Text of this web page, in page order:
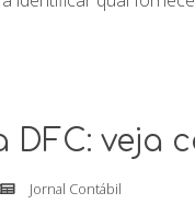
veja
Jornal Contábil